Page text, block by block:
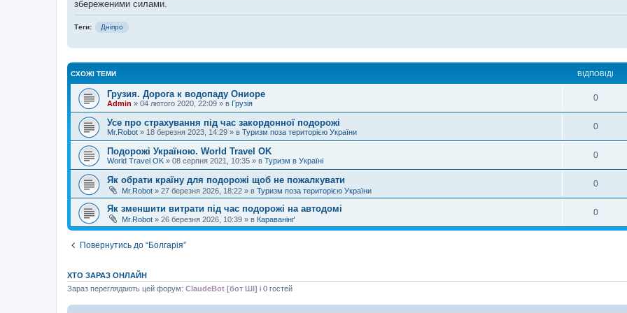
збереженими силами.
Теги: Дніпро
СХОЖІ ТЕМИ ВІДПОВІДІ
Грузия. Дорога к водопаду Ониоре
Admin » 04 лютого 2020, 22:09 » в Грузія
0
Усе про страхування під час закордонної подорожі
Mr.Robot » 18 березня 2023, 14:29 » в Туризм поза територією України
0
Подорожі Україною. World Travel OK
World Travel OK » 08 серпня 2021, 10:35 » в Туризм в Україні
0
Як обрати країну для подорожі щоб не пожалкувати
Mr.Robot » 27 березня 2026, 18:22 » в Туризм поза територією України
0
Як зменшити витрати під час подорожі на автодомі
Mr.Robot » 26 березня 2026, 10:39 » в Караванінґ
0
Повернутись до “Болгарія”
ХТО ЗАРАЗ ОНЛАЙН
Зараз переглядають цей форум: ClaudeBot [бот ШІ] і 0 гостей